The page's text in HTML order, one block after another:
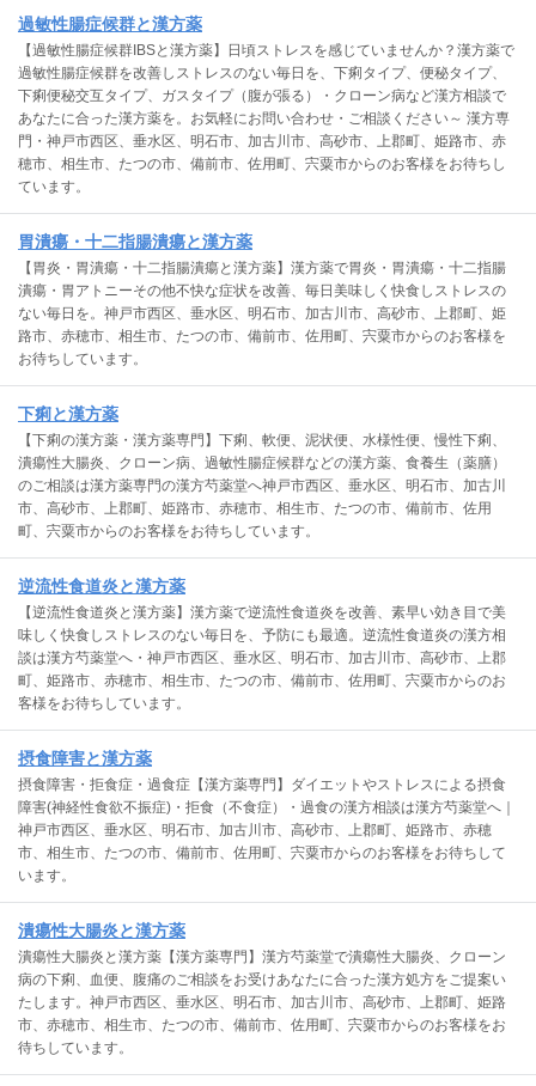
過敏性腸症候群と漢方薬
【過敏性腸症候群IBSと漢方薬】日頃ストレスを感じていませんか？漢方薬で
過敏性腸症候群を改善しストレスのない毎日を、下痢タイプ、便秘タイプ、
下痢便秘交互タイプ、ガスタイプ（腹が張る）・クローン病など漢方相談で
あなたに合った漢方薬を。お気軽にお問い合わせ・ご相談ください～ 漢方専
門・神戸市西区、垂水区、明石市、加古川市、高砂市、上郡町、姫路市、赤
穂市、相生市、たつの市、備前市、佐用町、宍粟市からのお客様をお待ちし
ています。
胃潰瘍・十二指腸潰瘍と漢方薬
【胃炎・胃潰瘍・十二指腸潰瘍と漢方薬】漢方薬で胃炎・胃潰瘍・十二指腸
潰瘍・胃アトニーその他不快な症状を改善、毎日美味しく快食しストレスの
ない毎日を。神戸市西区、垂水区、明石市、加古川市、高砂市、上郡町、姫
路市、赤穂市、相生市、たつの市、備前市、佐用町、宍粟市からのお客様を
お待ちしています。
下痢と漢方薬
【下痢の漢方薬・漢方薬専門】下痢、軟便、泥状便、水様性便、慢性下痢、
潰瘍性大腸炎、クローン病、過敏性腸症候群などの漢方薬、食養生（薬膳）
のご相談は漢方薬専門の漢方芍薬堂へ神戸市西区、垂水区、明石市、加古川
市、高砂市、上郡町、姫路市、赤穂市、相生市、たつの市、備前市、佐用
町、宍粟市からのお客様をお待ちしています。
逆流性食道炎と漢方薬
【逆流性食道炎と漢方薬】漢方薬で逆流性食道炎を改善、素早い効き目で美
味しく快食しストレスのない毎日を、予防にも最適。逆流性食道炎の漢方相
談は漢方芍薬堂へ・神戸市西区、垂水区、明石市、加古川市、高砂市、上郡
町、姫路市、赤穂市、相生市、たつの市、備前市、佐用町、宍粟市からのお
客様をお待ちしています。
摂食障害と漢方薬
摂食障害・拒食症・過食症【漢方薬専門】ダイエットやストレスによる摂食
障害(神経性食欲不振症)・拒食（不食症）・過食の漢方相談は漢方芍薬堂へ｜
神戸市西区、垂水区、明石市、加古川市、高砂市、上郡町、姫路市、赤穂
市、相生市、たつの市、備前市、佐用町、宍粟市からのお客様をお待ちして
います。
潰瘍性大腸炎と漢方薬
潰瘍性大腸炎と漢方薬【漢方薬専門】漢方芍薬堂で潰瘍性大腸炎、クローン
病の下痢、血便、腹痛のご相談をお受けあなたに合った漢方処方をご提案い
たします。神戸市西区、垂水区、明石市、加古川市、高砂市、上郡町、姫路
市、赤穂市、相生市、たつの市、備前市、佐用町、宍粟市からのお客様をお
待ちしています。